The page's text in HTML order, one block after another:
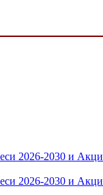
2026-2030 и
2026-2030 и